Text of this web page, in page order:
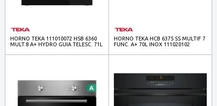
HORNO TEKA 111010072 HSB 6360
MULT.8 A+ HYDRO GUIA TELESC. 71L
HORNO TEKA HCB 6375 SS MULTIF 7
FUNC. A+ 70L INOX 111020102